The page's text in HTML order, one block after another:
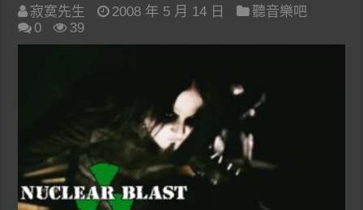
寂寞先生 2008 年 5 月 14 日
聽音樂吧
0
39